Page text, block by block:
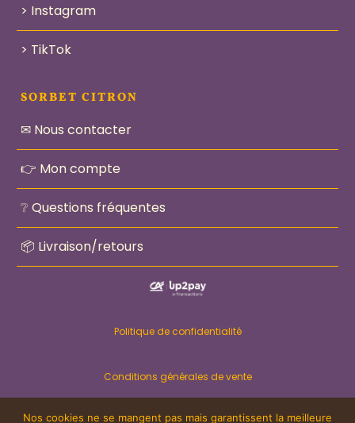
> Instagram
> TikTok
SORBET CITRON
✉ Nous contacter
👉 Mon compte
❔ Questions fréquentes
📦 Livraison/retours
Politique de confidentialité
Conditions générales de vente
Nos cookies ne se mangent pas mais garantissent la meilleure